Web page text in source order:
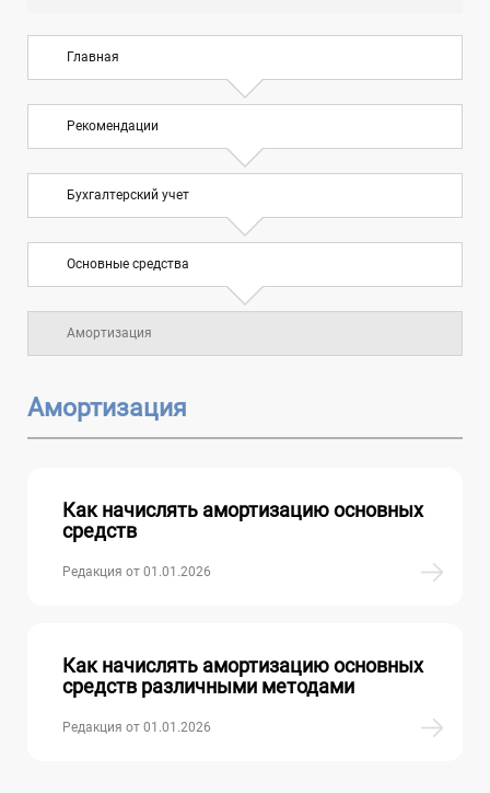
Главная
Рекомендации
Бухгалтерский учет
Основные средства
Амортизация
Амортизация
Как начислять амортизацию основных
средств
Редакция от 01.01.2026
Как начислять амортизацию основных
средств различными методами
Редакция от 01.01.2026